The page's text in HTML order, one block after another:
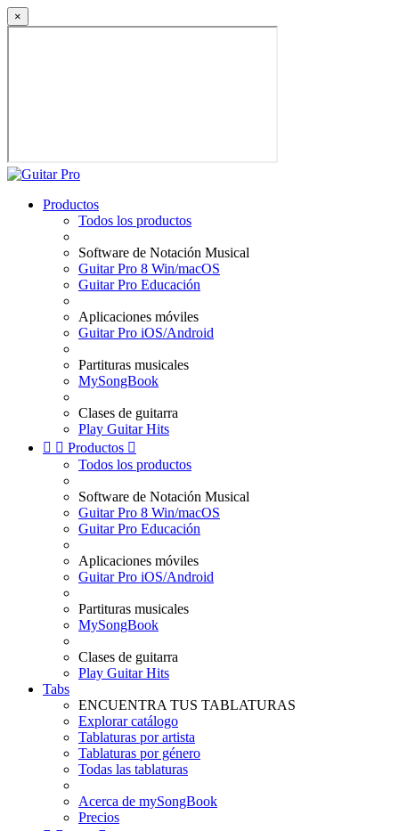
×
Productos
Todos los productos
Software de Notación Musical
Guitar Pro 8 Win/macOS
Guitar Pro Educación
Aplicaciones móviles
Guitar Pro iOS/Android
Partituras musicales
MySongBook
Clases de guitarra
Play Guitar Hits
  Productos 
Todos los productos
Software de Notación Musical
Guitar Pro 8 Win/macOS
Guitar Pro Educación
Aplicaciones móviles
Guitar Pro iOS/Android
Partituras musicales
MySongBook
Clases de guitarra
Play Guitar Hits
Tabs
ENCUENTRA TUS TABLATURAS
Explorar catálogo
Tablaturas por artista
Tablaturas por género
Todas las tablaturas
Acerca de mySongBook
Precios